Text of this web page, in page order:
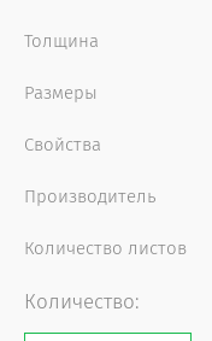
Толщина
Размеры
Свойства
Производитель
Количество листов
Количество: